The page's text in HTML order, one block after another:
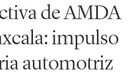
de AMDA
impulso
automotriz